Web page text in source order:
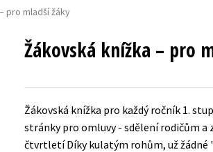
Digitální fotografie
Esoterika a duchovní svět
Historie a military
Hobby
pro mladší žáky
Žákovská knížka – pro
Žákovská knížka pro každý ročník 1.
stránky pro omluvy - sdělení rodičům a
čtvrtletí Díky kulatým rohům, už žádné